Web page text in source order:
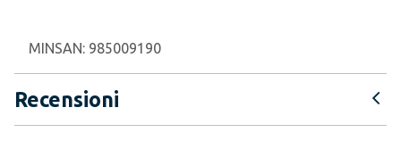
MINSAN: 985009190
Recensioni